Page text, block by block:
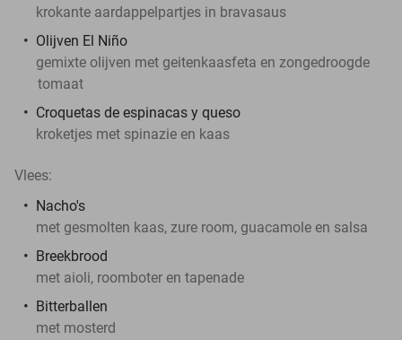
krokante aardappelpartjes in bravasaus
Olijven El Niño
gemixte olijven met geitenkaasfeta en zongedroogde
tomaat
Croquetas de espinacas y queso
kroketjes met spinazie en kaas
Vlees:
Nacho's
met gesmolten kaas, zure room, guacamole en salsa
Breekbrood
met aioli, roomboter en tapenade
Bitterballen
met mosterd